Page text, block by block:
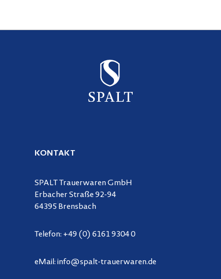
KONTAKT
SPALT Trauerwaren GmbH
Erbacher Straße 92-94
64395 Brensbach
Telefon: +49 (0) 6161 9304 0
eMail: info@spalt-trauerwaren.de